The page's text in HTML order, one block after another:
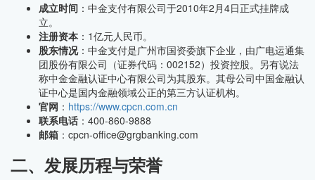
成立时间 ：中金支付有限公司于2010年2月4日正式挂牌成
立。
注册资本 ：1亿元人民币。
股东情况：中金支付是广州市国资委旗下企业，由广电运通集
团股份有限公司（证券代码：002152）投资控股。另有说法
称中金金融认证中心有限公司为其股东。其母公司中国金融认
证中心是国内金融领域公正的第三方认证机构。
官网 ： https://www.cpcn.com.cn
联系电话 ：400-860-9888
邮箱 ：cpcn-office@grgbanking.com
二、发展历程与荣誉